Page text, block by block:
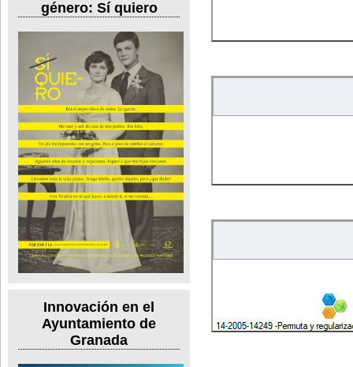
género: Sí quiero
Innovación en el
Ayuntamiento de
Granada